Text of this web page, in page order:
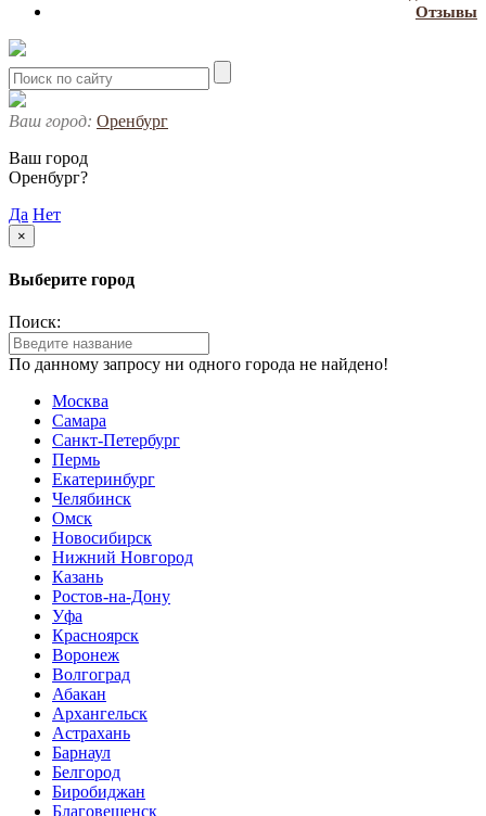
Отзывы
Ваш город: Оренбург
Ваш город
Оренбург?
Да Нет
×
Выберите город
Поиск:
По данному запросу ни одного города не найдено!
Москва
Самара
Санкт-Петербург
Пермь
Екатеринбург
Челябинск
Омск
Новосибирск
Нижний Новгород
Казань
Ростов-на-Дону
Уфа
Красноярск
Воронеж
Волгоград
Абакан
Архангельск
Астрахань
Барнаул
Белгород
Биробиджан
Благовещенск